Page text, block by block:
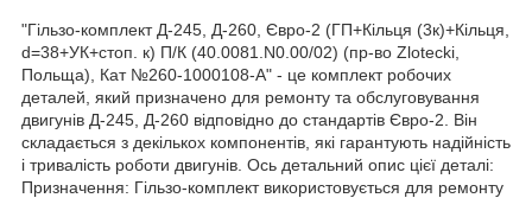
"Гільзо-комплект Д-245, Д-260, Євро-2 (ГП+Кільця (3к)+Кільця,
d=38+УК+стоп. к) П/К (40.0081.N0.00/02) (пр-во Zlotecki,
Польща), Кат №260-1000108-А" - це комплект робочих
деталей, який призначено для ремонту та обслуговування
двигунів Д-245, Д-260 відповідно до стандартів Євро-2. Він
складається з декількох компонентів, які гарантують надійність
і тривалість роботи двигунів. Ось детальний опис цієї деталі:
Призначення: Гільзо-комплект використовується для ремонту